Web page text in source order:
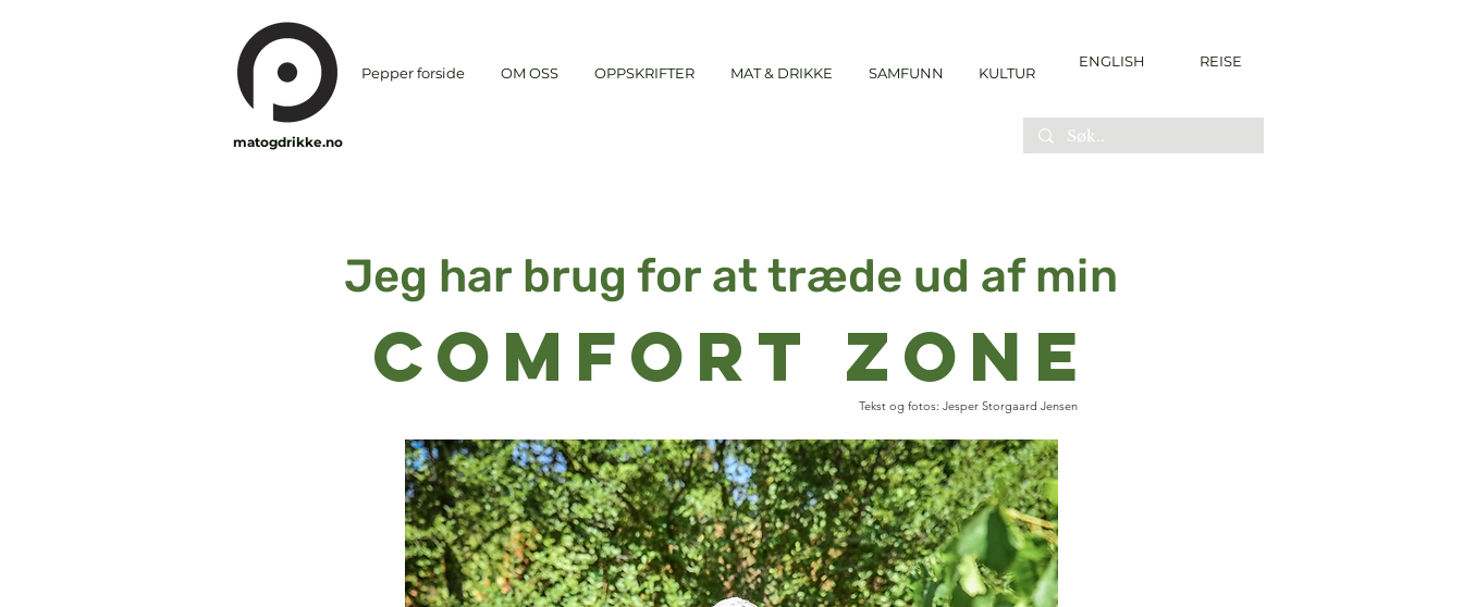
Pepper forside OM OSS OPPSKRIFTER MAT & DRIKKE SAMFUNN KULTUR
ENGLISH REISE
matogdrikke.no
Jeg har brug for at træde ud af min
comfort zone
Tekst og fotos: Jesper Storgaard Jensen